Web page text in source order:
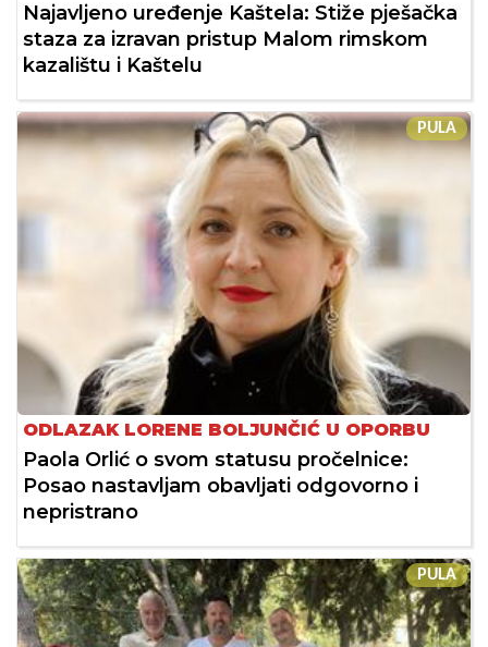
Najavljeno uređenje Kaštela: Stiže pješačka
staza za izravan pristup Malom rimskom
kazalištu i Kaštelu
PULA
ODLAZAK LORENE BOLJUNČIĆ U OPORBU
Paola Orlić o svom statusu pročelnice:
Posao nastavljam obavljati odgovorno i
nepristrano
PULA